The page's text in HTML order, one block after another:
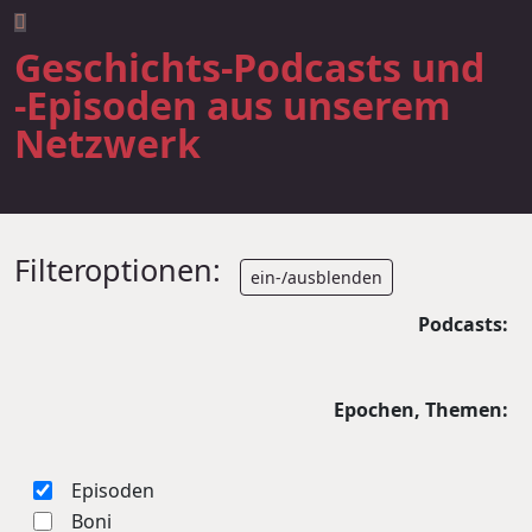
Geschichts-Podcasts und
-Episoden aus unserem
Netzwerk
Filteroptionen: ein-/ausblenden
Podcasts:
Epochen, Themen:
Episoden
Boni